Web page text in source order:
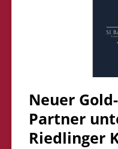
Neuer
Partner
Riedlinger